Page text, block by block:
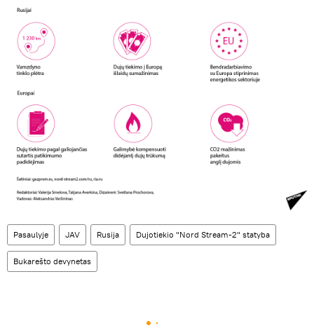
Pasaulyje JAV Rusija Dujotiekio "Nord Stream-2" statyba
Bukarešto devynetas